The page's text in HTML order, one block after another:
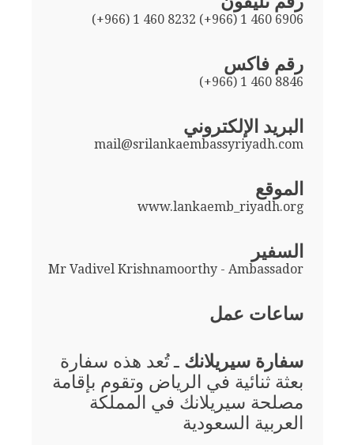
(+966) 1 460 8232 (+966) 1 460 6906
رقم فاكس
(+966) 1 460 8846
البريد الإلكتروني
mail@srilankaembassyriyadh.com
الموقع
www.lankaemb_riyadh.org
السفير
Mr Vadivel Krishnamoorthy - Ambassador
ساعات عمل
سفارة سيريلانك ـ تُعد هذه سفارة
بعثة ثنائية في الرياض وتقوم بإقامة
مصلحة سيريلانك في المملكة
العربية السعودية